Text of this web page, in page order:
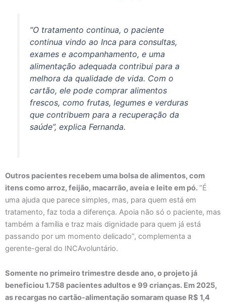
“O tratamento continua, o paciente
continua vindo ao Inca para consultas,
exames e acompanhamento, e uma
alimentação adequada contribui para a
melhora da qualidade de vida. Com o
cartão, ele pode comprar alimentos
frescos, como frutas, legumes e verduras
que contribuem para a recuperação da
saúde”, explica Fernanda.
Outros pacientes recebem uma bolsa de alimentos, com
itens como arroz, feijão, macarrão, aveia e leite em pó.“É
uma ajuda que parece simples, mas, para quem está em
tratamento, faz toda a diferença. Apoia não só o paciente, mas
também a família e traz mais dignidade para quem já está
passando por um momento delicado”, complementa a
gerente-geral do INCAvoluntário.
Somente no primeiro trimestre desde ano, o projeto já
beneficiou 1.758 pacientes adultos e 99 crianças. Em 2025,
as recargas no cartão-alimentação somaram quase R$ 1,4